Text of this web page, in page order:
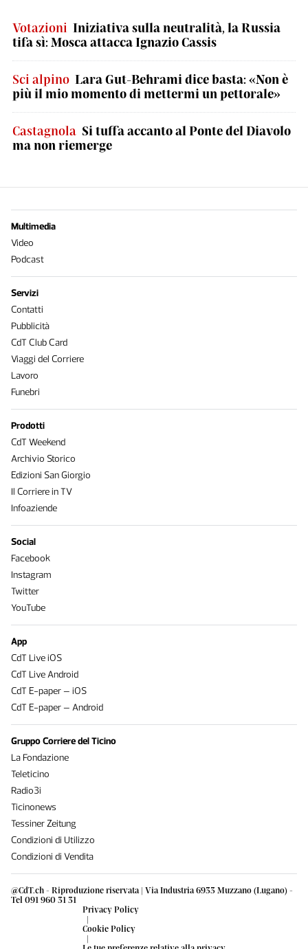
Votazioni Iniziativa sulla neutralità, la Russia
tifa sì: Mosca attacca Ignazio Cassis
Sci alpino Lara Gut-Behrami dice basta: «Non è
più il mio momento di mettermi un pettorale»
Castagnola Si tuffa accanto al Ponte del Diavolo
ma non riemerge
@CdT.ch - Riproduzione riservata | Via Industria 6933 Muzzano (Lugano) -
Tel 091 960 31 31
Privacy Policy
|
Cookie Policy
|
Multimedia
Video
Podcast
Servizi
Contatti
Pubblicità
CdT Club Card
Viaggi del Corriere
Lavoro
Funebri
Prodotti
CdT Weekend
Archivio Storico
Edizioni San Giorgio
Il Corriere in TV
Infoaziende
Social
Facebook
Instagram
Twitter
YouTube
App
CdT Live iOS
CdT Live Android
CdT E-paper – iOS
CdT E-paper – Android
Gruppo Corriere del Ticino
La Fondazione
Teleticino
Radio3i
Ticinonews
Tessiner Zeitung
Condizioni di Utilizzo
Condizioni di Vendita